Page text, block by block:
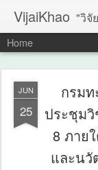
VijaiKhao "วิจั
Home
JUN
25
กรมท
ประชุมวิ
8 ภาย
และนวั